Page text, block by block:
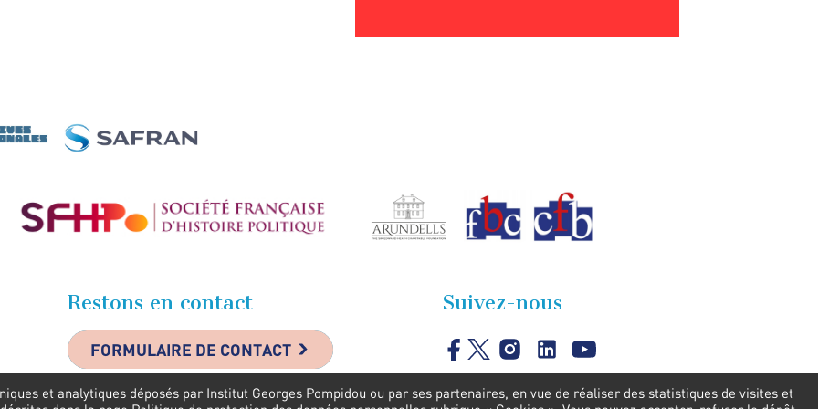
Restons en contact
FORMULAIRE DE CONTACT
Suivez-nous
et analytiques déposés par Institut Georges Pompidou ou par ses partenaires, en vue de réaliser des statistiques de visites et